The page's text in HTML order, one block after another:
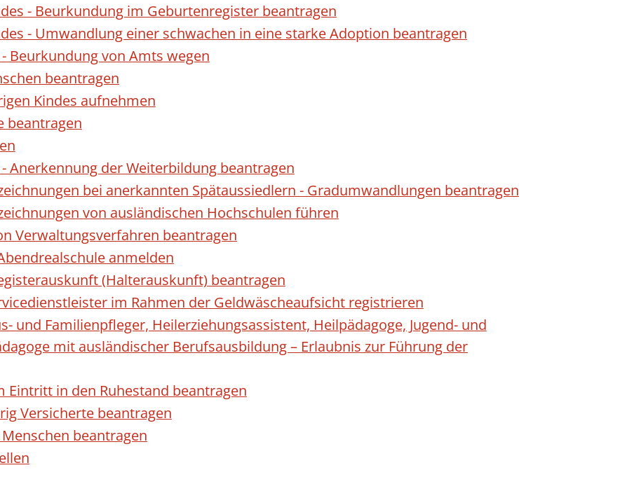
- Beurkundung im Geburtenregister beantragen
- Umwandlung einer schwachen in eine starke Adoption beantragen
Beurkundung von Amts wegen
beantragen
Kindes aufnehmen
beantragen
Anerkennung der Weiterbildung beantragen
bei anerkannten Spätaussiedlern - Gradumwandlungen beantragen
von ausländischen Hochschulen führen
Verwaltungsverfahren beantragen
anmelden
(Halterauskunft) beantragen
im Rahmen der Geldwäscheaufsicht registrieren
und Familienpfleger, Heilerziehungsassistent, Heilpädagoge, Jugend- und
mit ausländischer Berufsausbildung – Erlaubnis zur Führung der
Eintritt in den Ruhestand beantragen
Versicherte beantragen
beantragen